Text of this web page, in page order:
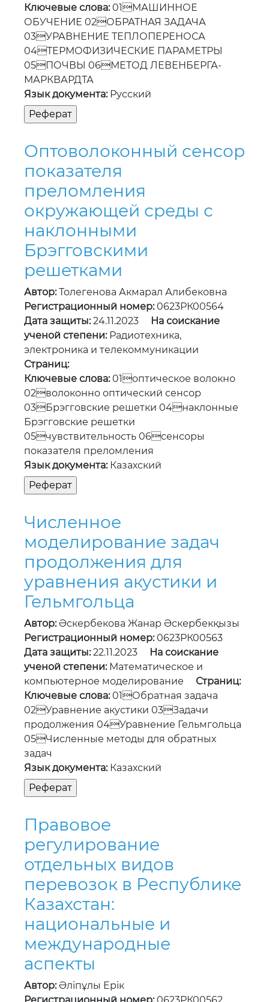
Ключевые слова:01МАШИННОЕ
ОБУЧЕНИЕ 02ОБРАТНАЯ ЗАДАЧА
03УРАВНЕНИЕ ТЕПЛОПЕРЕНОСА
04ТЕРМОФИЗИЧЕСКИЕ ПАРАМЕТРЫ
05ПОЧВЫ 06МЕТОД ЛЕВЕНБЕРГА-
МАРКВАРДТА
Язык документа:Русский
Оптоволоконный сенсор
показателя
преломления
окружающей среды с
наклонными
Брэгговскими
решетками
Автор:Толегенова Акмарал Алибековна
Регистрационный номер:0623РК00564
Дата защиты:24.11.2023
На соискание
ученой степени:Радиотехника,
электроника и телекоммуникации
Страниц:
Ключевые слова:01оптическое волокно
02волоконно оптический сенсор
03Брэгговские решетки 04наклонные
Брэгговские решетки
05чувствительность 06сенсоры
показателя преломления
Язык документа:Казахский
Численное
моделирование задач
продолжения для
уравнения акустики и
Гельмгольца
Автор:Әскербекова Жанар Әскербекқызы
Регистрационный номер:0623РК00563
Дата защиты:22.11.2023
На соискание
ученой степени:Математическое и
компьютерное моделирование Страниц:
Ключевые слова:01Обратная задача
02Уравнение акустики 03Задачи
продолжения 04Уравнение Гельмгольца
05Численные методы для обратных
задач
Язык документа:Казахский
Правовое
регулирование
отдельных видов
перевозок в Республике
Казахстан:
национальные и
международные
аспекты
Автор:Әліпұлы Ерік